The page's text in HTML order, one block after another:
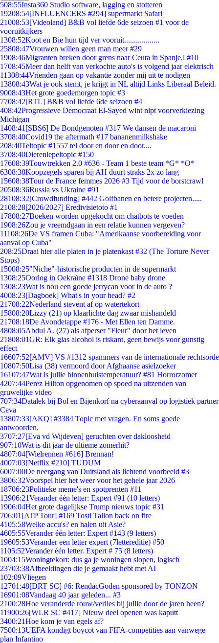
508:55Insta360 Studio software, lagging en stotteren
19208:54[INFLUENCERS #294] supermarkt Safari
21008:53[Videoland] B&B vol liefde 6de seizoen #1 voor de
vooruitkijkers
1308:52Koot en Bie hun tijd ver vooruit..................
25808:47Vrouwen willen geen man meer #29
1908:46Migranten breken door grens naar Ceuta in Spanje,l #10
1708:45Meer dan helft van verkochte auto's is volgend jaar elektrisch
11308:44Vrienden gaan op vakantie zonder mij uit te nodigen
13808:43Wat je ook stemt, je krijgt in NL altijd Links Liberaal Beleid.
9008:43Het grote goedemorgen topic #3
7708:42[RTL] B&B vol liefde 6de seizoen #4
408:42Progressieve Democraat El-Sayed wint nipt voorverkiezing
Michigan
1408:41 [SBS6] De Bondgenoten #317 We dansen de macaroni
3708:40Covid19 the aftermath #17 bananenmilkshake
208:40Teltopic #1557 tel door en door en door....
3708:40Dierenlepeltopic #150
17608:39Touwtrekken 2.0 #636 - Team 1 beste team *G* *O*
6308:38Koopzegels sparen bij AH duurt straks 2x zo lang
15608:38Tour de France femmes 2026 #3 Tijd voor de borstcrawl
20508:36Russia vs Ukraine #91
28108:32[Crowdfunding] #442 Golfbanen en betere projecten.....
2108:28[2026/2027] Eredivisietoto #1
17808:27Boeken worden opgekocht om chatbots te voeden
1908:26Zou je vreemdgaan in een relatie kunnen vergeven?
11108:26De VS framen Cuba: "Amerikaanse voorbereiding voor
aanval op Cuba"
208:25Draai hier alle platen in je platenkast #32 (The Torture Never
Stops)
15008:25"Niche"-historische producten in de supermarkt
1308:25Oorlog in Oekraïne #1318 Drone baby drone
1308:23Wat is nou een goede jerrycan voor in de auto ?
4008:23[Dagboek] What's in your head? #2
21708:22Nederland stevent af op watertekort
15808:20Lizzy (21) op klaarlichte dag zwaar mishandeld
21708:18De Avondetappe #176 - Met Ellen ten Damme.
4808:05Abdul A. (27) als afperser "Fleur" door het leven
21808:01GR: Elk glas alcohol is riskant, geen bewijs voor gunstig
effect
16607:52[AMV] VS #1312 spammers van de internationale rechtsorde
10807:50Lisa (38) vermoord door Afghaanse asielzoeker
16107:47Wat is jullie binnenhuistemperatuur? #81 Horrorzomer
4207:44Perez Hilton opgenomen op spoed na uitzenden van
gruwelijke video
707:34Datalek bij Bol en Bijenkorf na cyberaanval op logistiek partner
Ceva
13807:33[AKQ] #3384 Topic met vragen. En soms goede
antwoorden.
3707:27[Eva vd Wijdeven] geruchten over dakloosheid
907:10Wat is dit jaar de ultieme zomerhit?
4807:04[Wielrennen #616] Brennan!
4007:03[Netflix #210] TUDUM
6007:00De neergang van Duitsland als lichtend voorbeeld #3
3806:32Voorspel hier het weer voor het gehele jaar 2026
18706:23Politieke meme's en spotprenten #11
13906:21Verander één letter: Expert #91 (10 letters)
1906:04Het grote dagelijkse Trump nieuws topic #31
706:01 [ATP Tour] #169 Tosti Tallon back on fire
4105:58Welke accu's? en halen uit Asie?
4605:55Verander één letter: Expert #143 (9 letters)
19605:53Verander een letter expert (7lettereditie) #50
1105:52Verander één letter. Expert # 75 (8 letters)
1004:15Woningtekort: dus ga je woningen slopen, logisch
23703:38Afbeeldingen die je gemaakt hebt met AI
102:09Vliegen
12701:48[DRT SC] #6: RendacGoden sponsored by TONZON
16901:08Vandaag 40 jaar geleden... #3
2100:28Hoe veranderde rouw/verlies bij jullie door de jaren heen?
11900:26[WLR SC #417] Nieuw deel openen was kaputt
3400:21Hoe kom je van egels af?
7500:13UEFA kondigt boycot van FIFA-competities aan vanwege
plan Infantino